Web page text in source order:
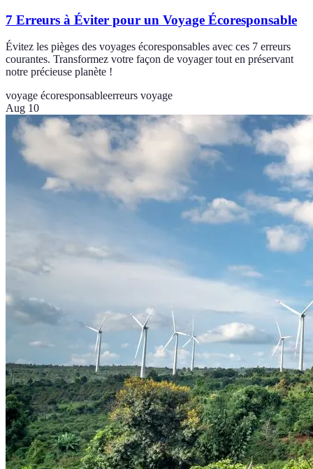
7 Erreurs à Éviter pour un Voyage Écoresponsable
Évitez les pièges des voyages écoresponsables avec ces 7 erreurs
courantes. Transformez votre façon de voyager tout en préservant
notre précieuse planète !
voyage écoresponsableerreurs voyage
Aug 10